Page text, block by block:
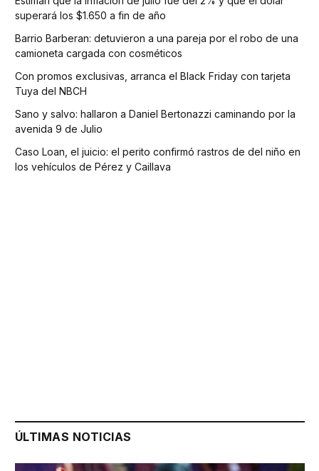
superará los $1.650 a fin de año
Barrio Barberan: detuvieron a una pareja por el robo de una
camioneta cargada con cosméticos
Con promos exclusivas, arranca el Black Friday con tarjeta
Tuya del NBCH
Sano y salvo: hallaron a Daniel Bertonazzi caminando por la
avenida 9 de Julio
Caso Loan, el juicio: el perito confirmó rastros de del niño en
los vehículos de Pérez y Caillava
ÚLTIMAS NOTICIAS